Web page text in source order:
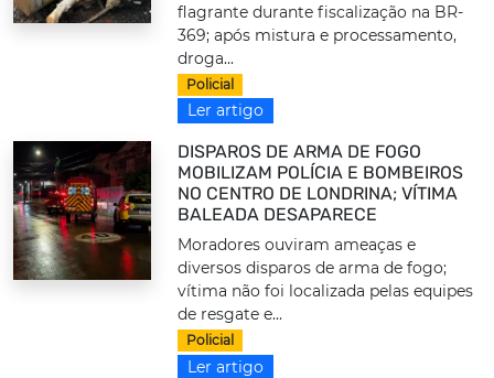
flagrante durante fiscalização na BR-
369; após mistura e processamento,
droga...
Policial
Ler artigo
DISPAROS DE ARMA DE FOGO
MOBILIZAM POLÍCIA E BOMBEIROS
NO CENTRO DE LONDRINA; VÍTIMA
BALEADA DESAPARECE
Moradores ouviram ameaças e
diversos disparos de arma de fogo;
vítima não foi localizada pelas equipes
de resgate e...
Policial
Ler artigo